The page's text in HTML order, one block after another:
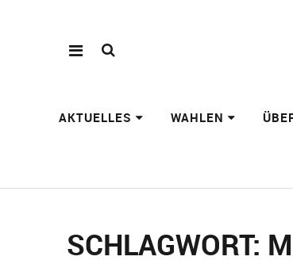
AKTUELLES WAHLEN
SCHLAGWORT: